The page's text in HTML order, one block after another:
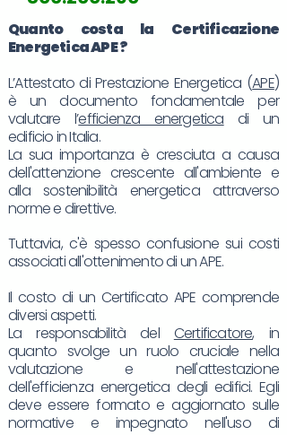
Quanto costa la Certificazione
EnergeticaAPE?
L’Attestato di Prestazione Energetica (APE)
è un documento fondamentale per
valutare l’efficienza energetica di un
edificio in Italia.
La sua importanza è cresciuta a causa
dell'attenzione crescente all'ambiente e
alla sostenibilità energetica attraverso
norme e direttive.
Tuttavia, c'è spesso confusione sui costi
associati all'ottenimento di un APE.
Il costo di un Certificato APE comprende
diversi aspetti.
La responsabilità del Certificatore, in
quanto svolge un ruolo cruciale nella
valutazione e nell'attestazione
dell'efficienza energetica degli edifici. Egli
deve essere formato e aggiornato sulle
normative e impegnato nell'uso di